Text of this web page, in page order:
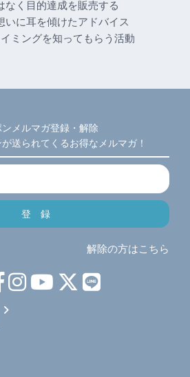
なく目的達成を販売する
いに耳を傾けたアドバイス
ミングを知ってもらう活動
ンメルマガ登録・解除
送られてくるお得なメルマガ！
解除の方はこちら